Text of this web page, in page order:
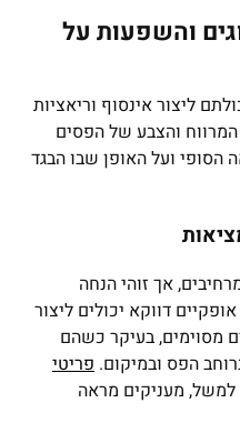
והשפעות על
ליצור אינסוף וריאציות
המרווח והצבע של הפסים
הסופי ועל האופן שבו הבגד
אך זוהי הנחה
דווקא יכולים ליצור
מסוימים, בעיקר כשהם
הפס ובמיקום. פריטי
מעניקים מראה